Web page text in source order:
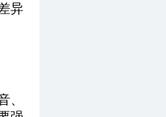
异
、